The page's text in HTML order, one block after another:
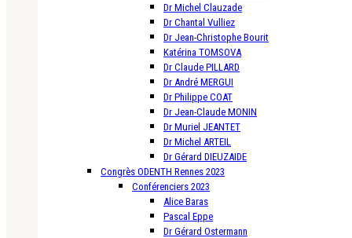
Dr Michel Clauzade
Dr Chantal Vulliez
Dr Jean-Christophe Bourit
Katérina TOMSOVA
Dr Claude PILLARD
Dr André MERGUI
Dr Philippe COAT
Dr Jean-Claude MONIN
Dr Muriel JEANTET
Dr Michel ARTEIL
Dr Gérard DIEUZAIDE
Congrès ODENTH Rennes 2023
Conférenciers 2023
Alice Baras
Pascal Eppe
Dr Gérard Ostermann